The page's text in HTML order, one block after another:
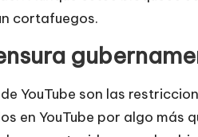
cortafuegos.
YouTube son las
en YouTube por algo